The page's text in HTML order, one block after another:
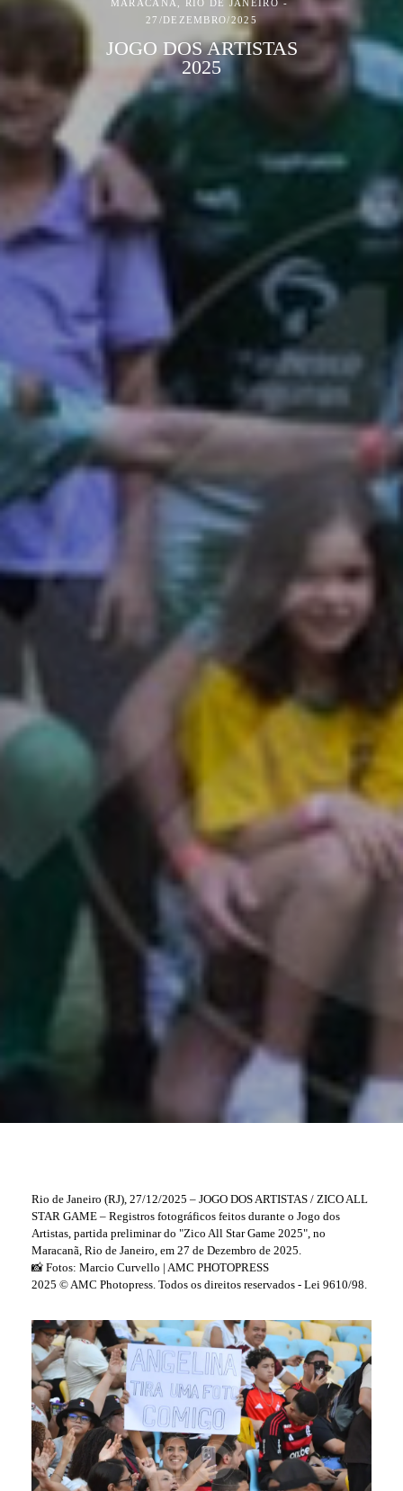
MARACANÃ, RIO DE JANEIRO
27/DEZEMBRO/2025
JOGO DOS ARTISTAS
2025
Rio de Janeiro (RJ), 27/12/2025 – JOGO DOS ARTISTAS / ZICO ALL
STAR GAME – Registros fotográficos feitos durante o Jogo dos
Artistas, partida preliminar do "Zico All Star Game 2025", no
Maracanã, Rio de Janeiro, em 27 de Dezembro de 2025.
📸 Fotos: Marcio Curvello | AMC PHOTOPRESS
2025 © AMC Photopress. Todos os direitos reservados - Lei 9610/98.